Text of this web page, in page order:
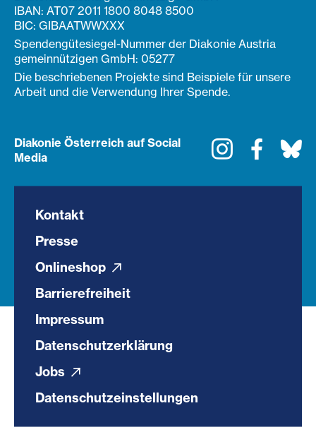
IBAN: AT07 2011 1800 8048 8500
BIC: GIBAATWWXXX
Spendengütesiegel-Nummer der Diakonie Austria
gemeinnützigen GmbH: 05277
Die beschriebenen Projekte sind Beispiele für unsere
Arbeit und die Verwendung Ihrer Spende.
Diakonie Österreich auf Social
Media
Instagram
Kontakt
Presse
Onlineshop
Barrierefreiheit
Impressum
Datenschutzerklärung
Jobs
Datenschutzeinstellungen